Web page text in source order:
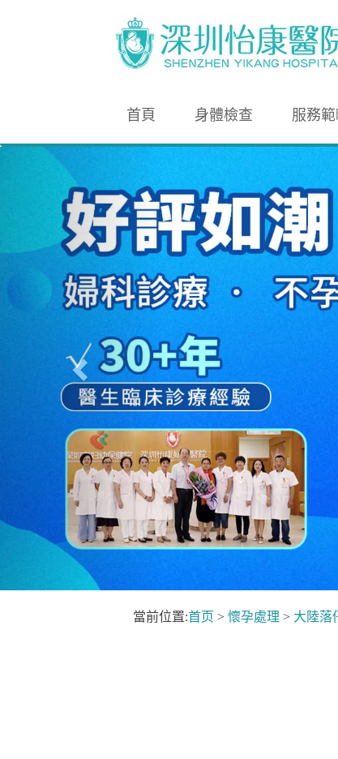
首頁 身體檢查 服務
當前位置:首页 > 懷孕處理 > 大陸落